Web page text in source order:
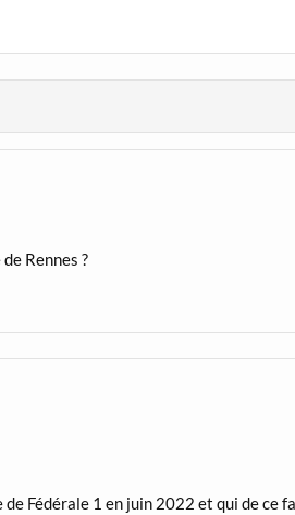
Rennes ?
de Fédérale 1 en juin 2022 et qui de ce